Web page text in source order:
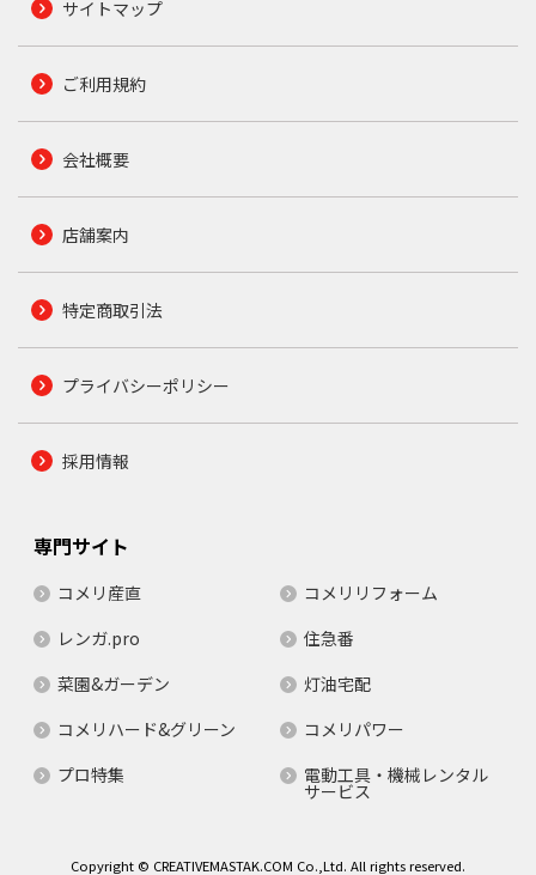
サイトマップ
ご利用規約
会社概要
店舗案内
特定商取引法
プライバシーポリシー
採用情報
専門サイト
コメリ産直
コメリリフォーム
レンガ.pro
住急番
菜園&ガーデン
灯油宅配
コメリハード&グリーン
コメリパワー
プロ特集
電動工具・機械レンタル
サービス
Copyright © CREATIVEMASTAK.COM Co.,Ltd. All rights reserved.